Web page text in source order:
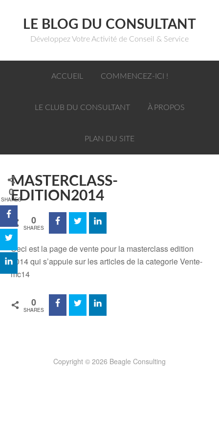
LE BLOG DU CONSULTANT
Développez Votre Activité de Conseil & Service
ACCUEIL COMMENCEZ-ICI !
LE CLUB DU CONSULTANT À PROPOS
PLAN DU SITE
MASTERCLASS-
EDITION2014
0
SHARES
Ceci est la page de vente pour la masterclass edition
2014 qui s’appuie sur les articles de la categorie Vente-
mc14
0
SHARES
Copyright © 2026 Beagle Consulting
0
SHARES